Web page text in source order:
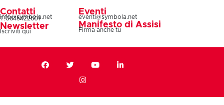
Contatti
info@symbola.net
T.0645422601
Newsletter
Iscriviti qui
Eventi
eventi@symbola.net
Manifesto di Assisi
Firma anche tu